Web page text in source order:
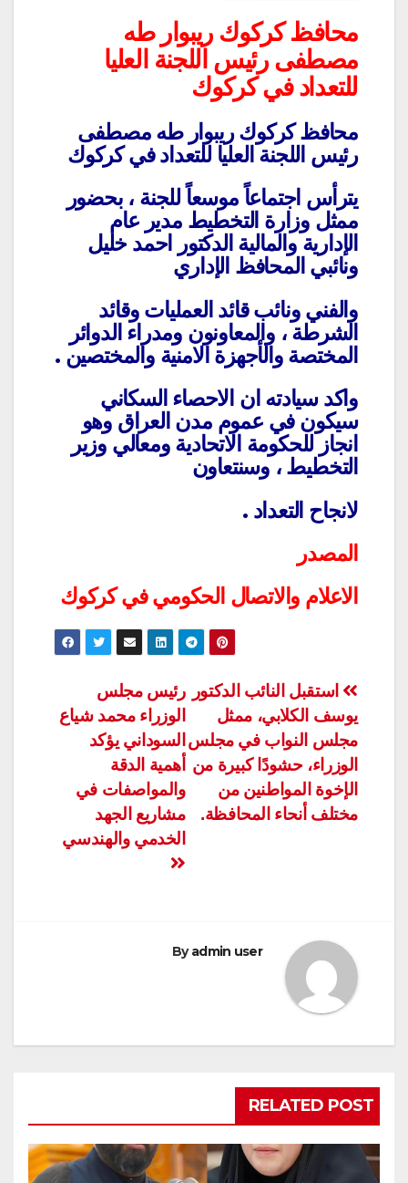
محافظ كركوك ريبوار طه
مصطفى رئيس اللجنة العليا
للتعداد في كركوك
محافظ كركوك ريبوار طه مصطفى
رئيس اللجنة العليا للتعداد في كركوك
يترأس اجتماعاً موسعاً للجنة ، بحضور
ممثل وزارة التخطيط مدير عام
الإدارية والمالية الدكتور احمد خليل
ونائبي المحافظ الإداري
والفني ونائب قائد العمليات وقائد
الشرطة ، والمعاونون ومدراء الدوائر
المختصة والأجهزة الامنية والمختصين .
واكد سيادته ان الاحصاء السكاني
سيكون في عموم مدن العراق وهو
انجاز للحكومة الاتحادية ومعالي وزير
التخطيط ، وسنتعاون
لانجاح التعداد .
المصدر
الاعلام والاتصال الحكومي في كركوك
تصفّح
المقالات
رئيس مجلس
الوزراء محمد شياع
السوداني يؤكد
أهمية الدقة
والمواصفات في
مشاريع الجهد
الخدمي والهندسي
استقبل النائب الدكتور
يوسف الكلابي، ممثل
مجلس النواب في مجلس
الوزراء، حشودًا كبيرة من
الإخوة المواطنين من
مختلف أنحاء المحافظة.
Byadmin user
RELATED POST